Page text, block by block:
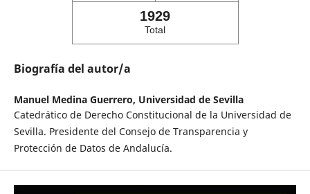
1929
Total
Biografía del autor/a
Manuel Medina Guerrero, Universidad de Sevilla
Catedrático de Derecho Constitucional de la Universidad de
Sevilla. Presidente del Consejo de Transparencia y
Protección de Datos de Andalucía.